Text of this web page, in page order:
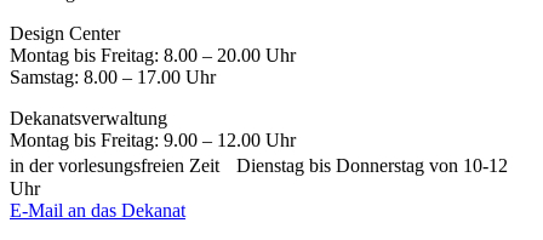
Design Center
Montag bis Freitag: 8.00 – 20.00 Uhr
Samstag: 8.00 – 17.00 Uhr
Dekanatsverwaltung
Montag bis Freitag: 9.00 – 12.00 Uhr
in der vorlesungsfreien Zeit Dienstag bis Donnerstag von 10-12
Uhr
E-Mail an das Dekanat